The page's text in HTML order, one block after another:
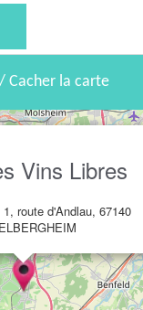
Cacher la carte
Vins Libres
route d'Andlau, 67140